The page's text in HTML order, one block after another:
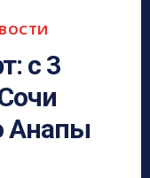
с 3
Анапы